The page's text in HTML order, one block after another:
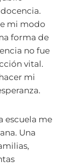
mi modo
forma de
no fue
vital.
mi
escuela me
Una